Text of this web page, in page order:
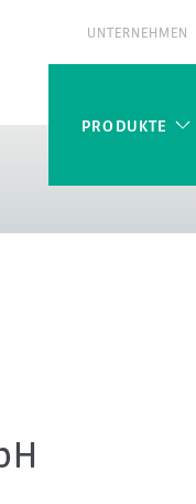
UNTERNEHMEN
PRODUKTE